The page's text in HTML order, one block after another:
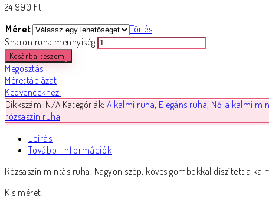
24 990 Ft
Méret
Törlés
Sharon ruha mennyiség
Kosárba teszem
Megosztás
Mérettáblázat
Kedvencekhez!
Cikkszám: N/A Kategóriák: Alkalmi ruha, Elegáns ruha, Női alkalmi
rózsaszín ruha
Leírás
További információk
Rózsaszín mintás ruha. Nagyon szép, köves gombokkal díszített
Kis méret.